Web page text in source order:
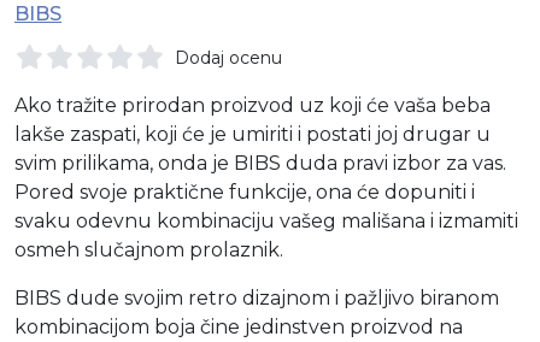
BIBS
Dodaj ocenu
Ako tražite prirodan proizvod uz koji će vaša beba
lakše zaspati, koji će je umiriti i postati joj drugar u
svim prilikama, onda je BIBS duda pravi izbor za vas.
Pored svoje praktične funkcije, ona će dopuniti i
svaku odevnu kombinaciju vašeg mališana i izmamiti
osmeh slučajnom prolaznik.
BIBS dude svojim retro dizajnom i pažljivo biranom
kombinacijom boja čine jedinstven proizvod na